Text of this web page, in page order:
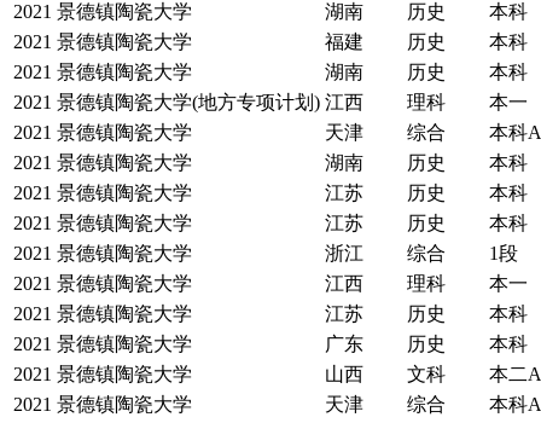
2021 景德镇陶瓷大学 湖南 历史
本科
2021 景德镇陶瓷大学 福建 历史
本科
2021 景德镇陶瓷大学 湖南 历史
本科
2021 景德镇陶瓷大学(地方专项计划) 江西 理科
本一
2021 景德镇陶瓷大学 天津 综合
本科A
2021 景德镇陶瓷大学 湖南 历史
本科
2021 景德镇陶瓷大学 江苏 历史
本科
2021 景德镇陶瓷大学 江苏 历史
本科
2021 景德镇陶瓷大学 浙江 综合
1段
2021 景德镇陶瓷大学 江西 理科
本一
2021 景德镇陶瓷大学 江苏 历史
本科
2021 景德镇陶瓷大学 广东 历史
本科
2021 景德镇陶瓷大学 山西 文科
本二A
2021 景德镇陶瓷大学 天津 综合
本科A